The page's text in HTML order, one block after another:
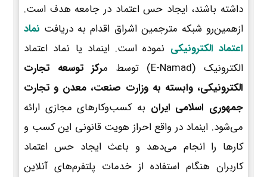
داشته باشند، ایجاد حس اعتماد در جامعه هدف است.
ازهمین‌رو شبکه مترجمین اشراق اقدام به دریافت نماد
اعتماد الکترونیکی نموده است. اینماد یا نماد اعتماد
الکترونیک (E-Namad) توسط م
رکز توسعه تجارت
الکترونیکی، وابسته به وزارت صنعت، معدن و تجارت
جمهوری اسلامی ایران به کسب‌وکارهای مجازی ارائه
می‌شود. اینماد در واقع احراز هویت قانونی این کسب و
کارها را انجام می‌دهد و باعث ایجاد حس اعتماد
کاربران هنگام استفاده از خدمات پلتفرم‌های آنلاین